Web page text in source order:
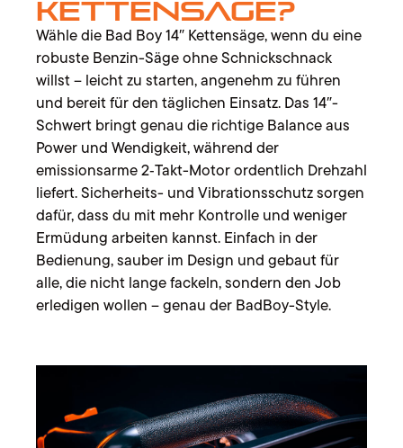
Kettensäge?
Wähle die Bad Boy 14″ Kettensäge, wenn du eine
robuste Benzin-Säge ohne Schnickschnack
willst – leicht zu starten, angenehm zu führen
und bereit für den täglichen Einsatz. Das 14″-
Schwert bringt genau die richtige Balance aus
Power und Wendigkeit, während der
emissionsarme 2‑Takt-Motor ordentlich Drehzahl
liefert. Sicherheits- und Vibrationsschutz sorgen
dafür, dass du mit mehr Kontrolle und weniger
Ermüdung arbeiten kannst. Einfach in der
Bedienung, sauber im Design und gebaut für
alle, die nicht lange fackeln, sondern den Job
erledigen wollen – genau der BadBoy-Style.